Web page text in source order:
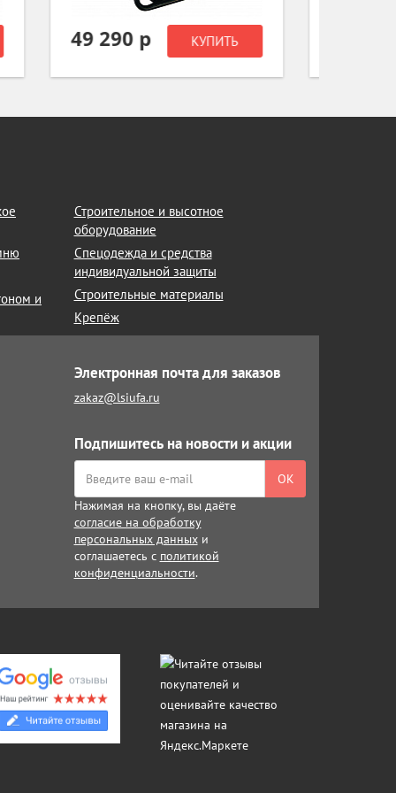
25 190 р КУПИТЬ
и
Строительное и высотное
оборудование
Спецодежда и средства
индивидуальной защиты
Строительные материалы
Крепёж
Электронная почта для заказов
zakaz@lsiufa.ru
Подпишитесь на новости и акции
ОК
Нажимая на кнопку, вы даёте
согласие на обработку
персональных данныхи
соглашаетесь с политикой
конфиденциальности.